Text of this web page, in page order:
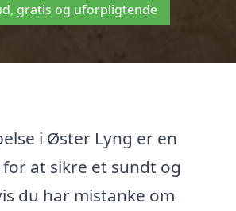
gratis og uforpligtende
i Øster Lyng er en
at sikre et sundt og
du har mistanke om